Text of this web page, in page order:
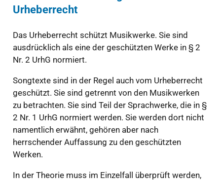
Urheberrecht
Das Urheberrecht schützt Musikwerke. Sie sind
ausdrücklich als eine der geschützten Werke in § 2
Nr. 2 UrhG normiert.
Songtexte sind in der Regel auch vom Urheberrecht
geschützt. Sie sind getrennt von den Musikwerken
zu betrachten. Sie sind Teil der Sprachwerke, die in §
2 Nr. 1 UrhG normiert werden. Sie werden dort nicht
namentlich erwähnt, gehören aber nach
herrschender Auffassung zu den geschützten
Werken.
In der Theorie muss im Einzelfall überprüft werden,